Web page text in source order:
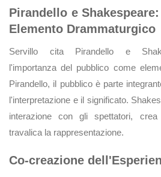
Pirandello e
Elemento Drammaturgico
Servillo cita Pirandello e
l'importanza del pubblico come
Pirandello, il pubblico è parte
l'interpretazione e il significato.
interazione con gli spettatori,
travalica la rappresentazione.
Co-creazione